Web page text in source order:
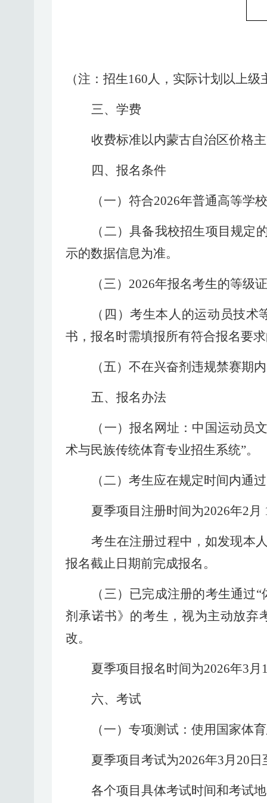
（注：招生160人，实际计划以上
三、学费
收费标准以内蒙古自治区价格
四、报名条件
（一）符合2026年普通高等学
（二）具备我校招生项目规定
示的数据信息为准。
（三） 2026年报名考生的等级
（四）考生本人的运动员技术
书，报名时需填报所有符合报名要
（五）不在兴奋剂违规禁赛期
五、报名办法
（一）报名网址：中国运动员
术与民族传统体育专业招生系统”。
（二）考生应在规定时间内通过
夏季项目注册时间为2026年2月
考生在注册过程中，如发现本
报名截止日期前完成报名。
（三）已完成注册的考生通过“
剂承诺书》的考生，视为主动放弃
改。
夏季项目报名时间为2026年3月
六、考试
（一）专项测试：使用国家体
夏季项目考试为2026年3月20日
各个项目具体考试时间和考试